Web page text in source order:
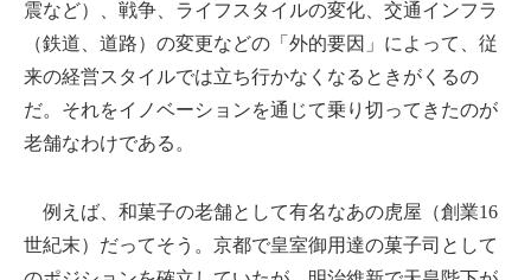
震など）、戦争、ライフスタイルの変化、交通インフラ
（鉄道、道路）の変更などの「外的要因」によって、従
来の経営スタイルでは立ち行かなくなるときがくるの
だ。それをイノベーションを通じて乗り切ってきたのが
老舗なわけである。
例えば、和菓子の老舗として有名なあの虎屋（創業16
世紀末）だってそう。京都で皇室御用達の菓子司として